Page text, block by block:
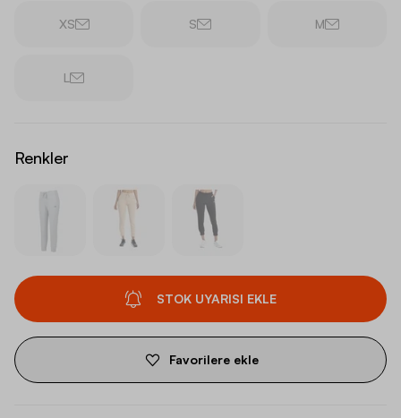
XS S M
L
Renkler
STOK UYARISI EKLE
Favorilere ekle